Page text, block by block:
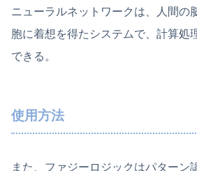
ニューラルネットワークは、人間の
胞に着想を得たシステムで、計算処
できる。
使用方法
また、ファジーロジックはパターン